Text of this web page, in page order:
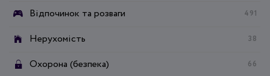
Відпочинок та розваги 491
Нерухомість 38
Охорона (безпека) 66